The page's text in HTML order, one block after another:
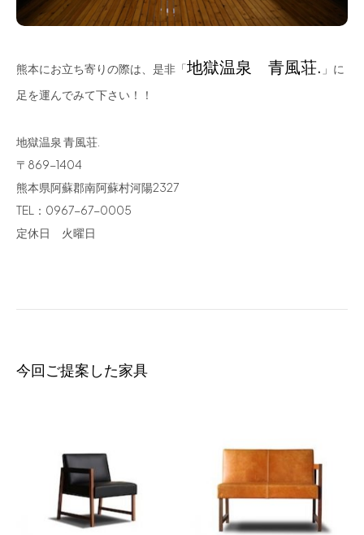
熊本にお立ち寄りの際は、是非「地獄温泉 青風荘. 」に
足を運んでみて下さい！！
地獄温泉 青風荘.
〒869-1404
熊本県阿蘇郡南阿蘇村河陽2327
TEL：0967-67-0005
定休日 火曜日
今回ご提案した家具